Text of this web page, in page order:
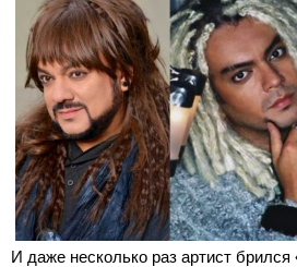
И даже несколько раз артист